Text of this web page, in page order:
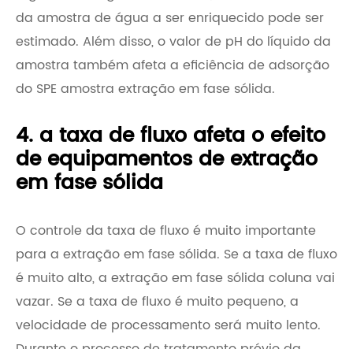
da amostra de água a ser enriquecido pode ser
estimado. Além disso, o valor de pH do líquido da
amostra também afeta a eficiência de adsorção
do SPE amostra extração em fase sólida.
4. a taxa de fluxo afeta o efeito
de equipamentos de extração
em fase sólida
O controle da taxa de fluxo é muito importante
para a extração em fase sólida. Se a taxa de fluxo
é muito alto, a extração em fase sólida coluna vai
vazar. Se a taxa de fluxo é muito pequeno, a
velocidade de processamento será muito lento.